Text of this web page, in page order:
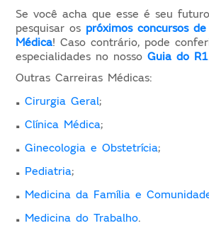
Se você acha que esse é seu
pesquisar os próximos concursos
Médica! Caso contrário, pode
especialidades no nossoGuia do R1
Outras Carreiras Médicas:
. Cirurgia Geral;
. Clínica Médica;
. Ginecologia e Obstetrícia;
. Pediatria;
. Medicina da Família e
. Medicina do Trabalho.